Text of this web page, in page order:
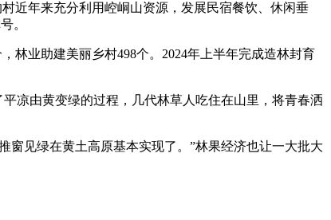
近年来充分利用崆峒山资源，发展民宿餐饮、休闲垂
。
业助建美丽乡村498个。2024年上半年完成造林封育
凉由黄变绿的过程，几代林草人吃住在山里，将青春洒
见绿在黄土高原基本实现了。”林果经济也让一大批大